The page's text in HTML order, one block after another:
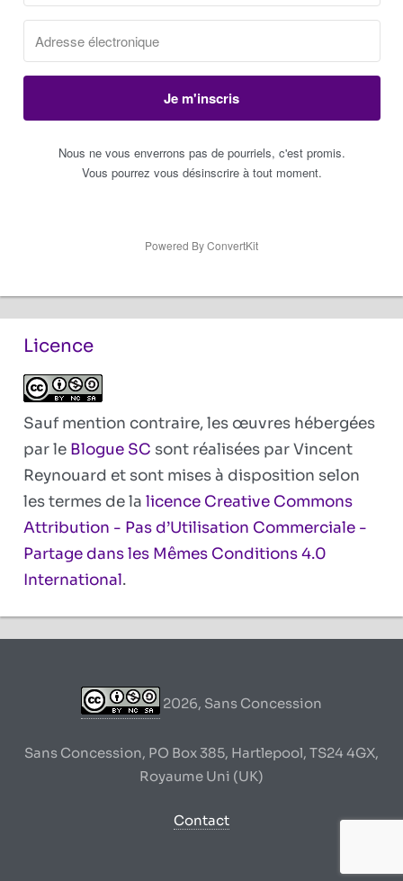
Je m'inscris
Nous ne vous enverrons pas de pourriels, c'est promis.
Vous pourrez vous désinscrire à tout moment.
Powered By ConvertKit
Licence
Sauf mention contraire, les œuvres hébergées
par le Blogue SC sont réalisées par Vincent
Reynouard et sont mises à disposition selon
les termes de la licence Creative Commons
Attribution - Pas d’Utilisation Commerciale -
Partage dans les Mêmes Conditions 4.0
International.
2026, Sans Concession
Sans Concession, PO Box 385, Hartlepool, TS24 4GX,
Royaume Uni (UK)
Contact